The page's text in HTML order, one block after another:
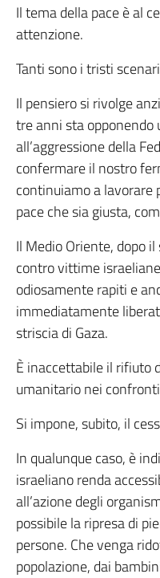
Il tema della pace è al
attenzione.
Tanti sono i tristi
Il pensiero si rivolge
tre anni sta
all’aggressione della
confermare il nostro
continuiamo a lavorare
pace che sia giusta,
Il Medio Oriente, dopo
contro vittime
odiosamente rapiti e
immediatamente
striscia di Gaza.
È inaccettabile il rifiuto
umanitario nei
Si impone, subito, il
In qualunque caso, è
israeliano renda
all’azione degli
possibile la ripresa di
persone. Che venga
popolazione, dai